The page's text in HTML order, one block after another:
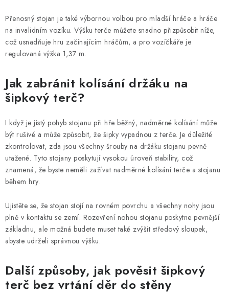
Přenosný stojan je také výbornou volbou pro mladší hráče a hráče
na invalidním vozíku. Výšku terče můžete snadno přizpůsobit níže,
což usnadňuje hru začínajícím hráčům, a pro vozíčkáře je
regulovaná výška 1,37 m.
Jak zabránit kolísání držáku na
šipkový terč?
I když je jistý pohyb stojanu při hře běžný, nadměrné kolísání může
být rušivé a může způsobit, že šipky vypadnou z terče. Je důležité
zkontrolovat, zda jsou všechny šrouby na držáku stojanu pevně
utažené. Tyto stojany poskytují vysokou úroveň stability, což
znamená, že byste neměli zažívat nadměrné kolísání terče a stojanu
během hry.
Ujistěte se, že stojan stojí na rovném povrchu a všechny nohy jsou
plně v kontaktu se zemí. Rozevření nohou stojanu poskytne pevnější
základnu, ale možná budete muset také zvýšit středový sloupek,
abyste udrželi správnou výšku.
Další způsoby, jak pověsit šipkový
terč bez vrtání děr do stěny